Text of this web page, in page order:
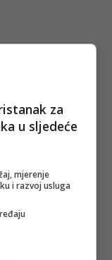
za
u sljedeće
mjerenje
i razvoj usluga